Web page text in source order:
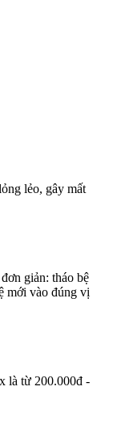
lẻo, gây mất
giản: tháo bệ
mới vào đúng vị
là từ 200.000đ -